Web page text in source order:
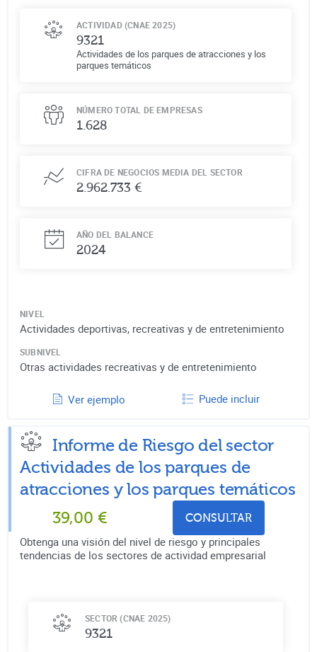
ACTIVIDAD (CNAE 2025)
9321
Actividades de los parques de atracciones y los
parques temáticos
NÚMERO TOTAL DE EMPRESAS
1.628
CIFRA DE NEGOCIOS MEDIA DEL SECTOR
2.962.733 €
AÑO DEL BALANCE
2024
NIVEL
Actividades deportivas, recreativas y de entretenimiento
SUBNIVEL
Otras actividades recreativas y de entretenimiento
Ver ejemplo Puede incluir
Informe de Riesgo del sector
Actividades de los parques de
atracciones y los parques temáticos
39,00 € CONSULTAR
Obtenga una visión del nivel de riesgo y principales
tendencias de los sectores de actividad empresarial
SECTOR (CNAE 2025)
9321